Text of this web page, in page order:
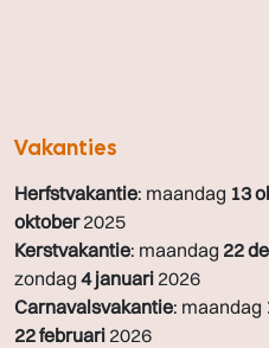
Vakanties
Herfstvakantie: maandag 13
oktober2025
Kerstvakantie: maandag 22
zondag 4 januari 2026
Carnavalsvakantie: maandag
22 februari 2026